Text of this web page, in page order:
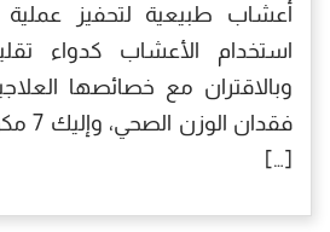
أعشاب طبيعية لتحفيز
استخدام الأعشاب كدواء
وبالاقتران مع خصائصها
فقدان
[…]